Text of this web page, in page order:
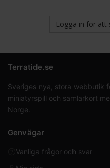
Logga in för att
Terratide.se
Sveriges nya, stora webbutik
miniatyrspill och samlarkort
Norge.
Genvägar
Vanliga frågor och svar